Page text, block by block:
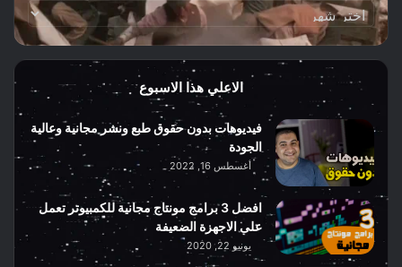
أرشيف
الموقع
الاعلي هذا الاسبوع
فيديوهات بدون حقوق طبع ونشر مجانية وعالية
الجودة
أغسطس 16, 2022
افضل 3 برامج مونتاج مجانية للكمبيوتر تعمل
على الاجهزة الضعيفة
يونيو 22, 2020